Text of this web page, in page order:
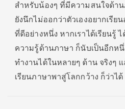
สำหรับน้องๆ ที่มีความสนใจด้า
ยังนึกไม่ออกว่าตัวเองอยากเรีย
ที่ดีอย่างหนึ่ง หากเราได้เรียนรู้
ความรู้ด้านภาษา ก็นับเป็นอีกห
ทำงานได้ในหลายๆ ด้าน จริงๆ
เรียนภาษาพาสู่โลกกว้าง ก็ว่าได้